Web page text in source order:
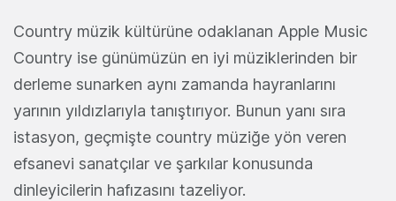
Country müzik kültürüne odaklanan Apple Music
Country ise günümüzün en iyi müziklerinden bir
derleme sunarken aynı zamanda hayranlarını
yarının yıldızlarıyla tanıştırıyor. Bunun yanı sıra
istasyon, geçmişte country müziğe yön veren
efsanevi sanatçılar ve şarkılar konusunda
dinleyicilerin hafızasını tazeliyor.